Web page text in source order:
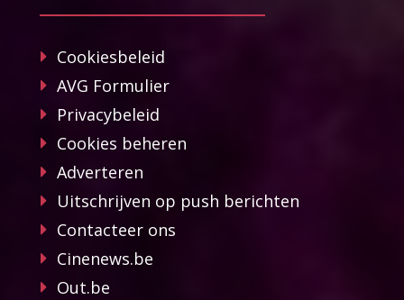
Cookiesbeleid
AVG Formulier
Privacybeleid
Cookies beheren
Adverteren
Uitschrijven op push berichten
Contacteer ons
Cinenews.be
Out.be